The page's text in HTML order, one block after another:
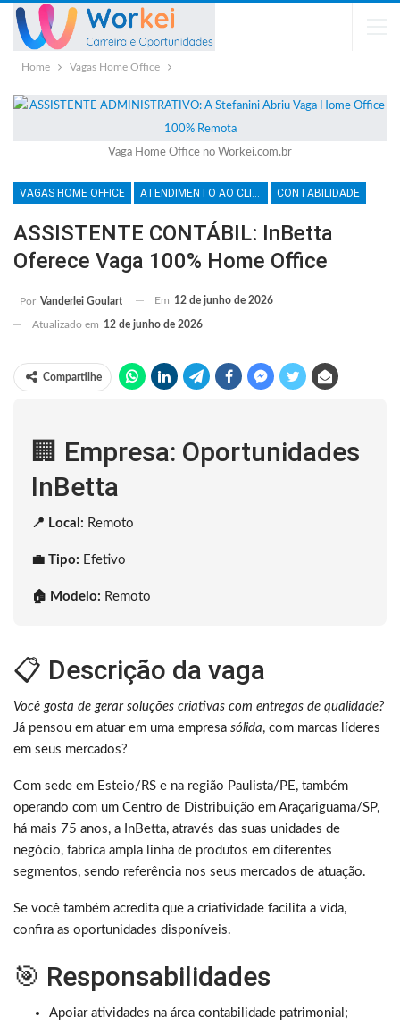
Home Vagas Home Office
Vaga Home Office no Workei.com.br
VAGAS HOME OFFICE ATENDIMENTO AO CLIENTE CONTABILIDADE
ASSISTENTE CONTÁBIL: InBetta
Oferece Vaga 100% Home Office
Por Vanderlei Goulart Em 12 de junho de 2026
Atualizado em 12 de junho de 2026
Compartilhe
🏢 Empresa: Oportunidades
InBetta
📍 Local: Remoto
💼 Tipo: Efetivo
🏠 Modelo: Remoto
📋 Descrição da vaga
Você gosta de gerar soluções criativas com entregas de qualidade?
Já pensou em atuar em uma empresa sólida, com marcas líderes
em seus mercados?
Com sede em Esteio/RS e na região Paulista/PE, também
operando com um Centro de Distribuição em Araçariguama/SP,
há mais 75 anos, a InBetta, através das suas unidades de
negócio, fabrica ampla linha de produtos em diferentes
segmentos, sendo referência nos seus mercados de atuação.
Se você também acredita que a criatividade facilita a vida,
confira as oportunidades disponíveis.
🎯 Responsabilidades
Apoiar atividades na área contabilidade patrimonial;